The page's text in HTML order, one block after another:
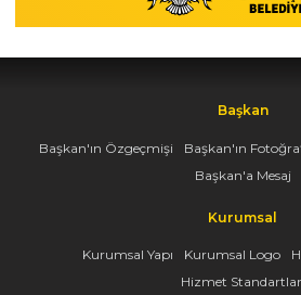
Başkan
Başkan'ın Özgeçmişi Başkan'ın
Başkan'a Mesaj
Kurumsal
Kurumsal Yapı Kurumsal Logo
Hizmet